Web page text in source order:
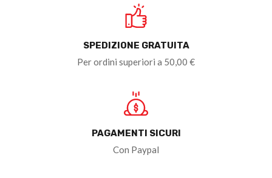
SPEDIZIONE GRATUITA
Per ordini superiori a 50,00 €
PAGAMENTI SICURI
Con Paypal